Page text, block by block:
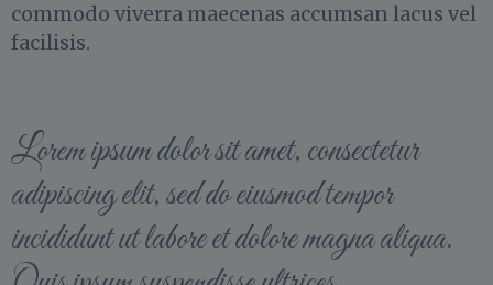
commodo viverra maecenas accumsan lacus vel
facilisis.
Lorem ipsum dolor sit amet, consectetur
adipiscing elit, sed do eiusmod tempor
incididunt ut labore et dolore magna aliqua.